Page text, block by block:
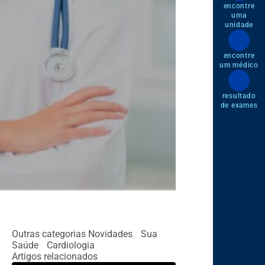
Outras categorias Novidades
Sua
Saúde
Cardiologia
Artigos relacionados
encontre
uma
unidade
encontre
um médico
resultado
de exames